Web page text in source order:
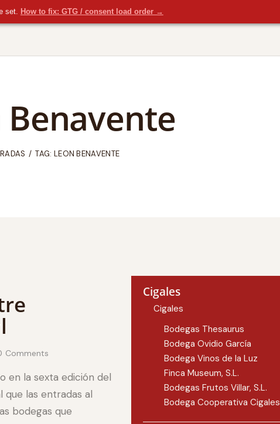
set. How to fix: GTG / consent load order →
Benavente
TAG: LEON BENAVENTE
Comments
en la sexta edición del
que las entradas al
bodegas que
Cigales
Cigales
Bodegas Thesaurus
Bodega Ovidio García
Bodega Vinos de la Luz
Finca Museum, S.L.
Bodegas Frutos Villar, S.L.
Bodega Cooperativa Cigales